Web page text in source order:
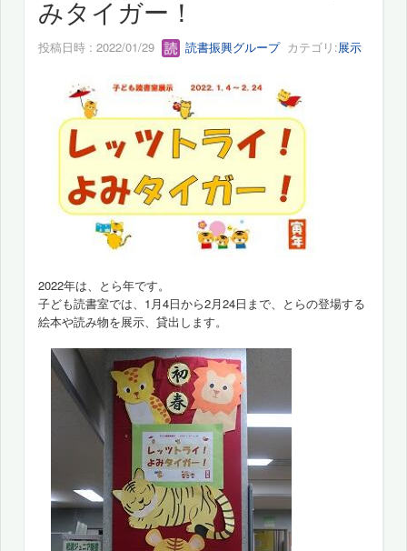
みタイガー！
投稿日時 : 2022/01/29 読書振興グループカテゴリ:展示
2022年は、とら年です。
子ども読書室では、1月4日から2月24日まで、とらの登場する
絵本や読み物を展示、貸出します。